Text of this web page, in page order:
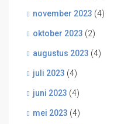
november 2023 (4)
oktober 2023 (2)
augustus 2023 (4)
juli 2023 (4)
juni 2023 (4)
mei 2023 (4)